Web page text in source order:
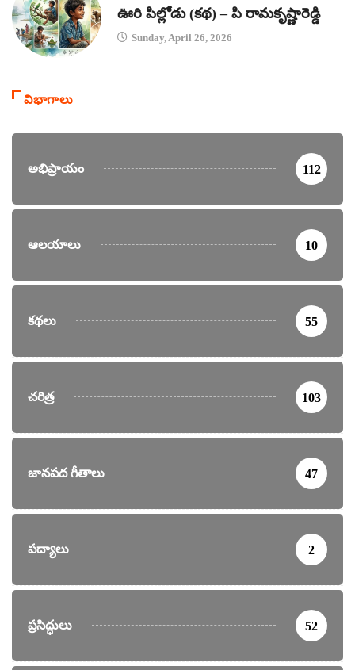
ఊరి పిల్లోడు (కథ) – పి రామకృష్ణారెడ్డి
Sunday, April 26, 2026
విభాగాలు
అభిప్రాయం 112
ఆలయాలు 10
కథలు 55
చరిత్ర 103
జానపద గీతాలు 47
పద్యాలు 2
ప్రసిద్ధులు 52